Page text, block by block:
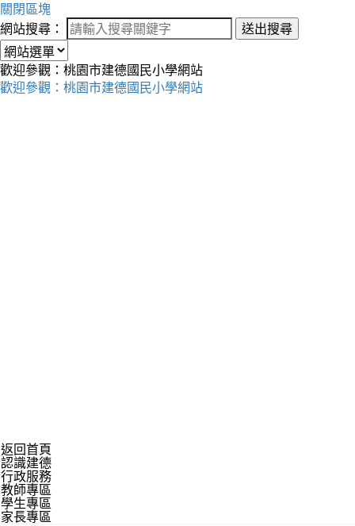
關閉區塊
網站搜尋：
送出搜尋
歡迎參觀：桃園市建德國民小學網站
歡迎參觀：桃園市建德國民小學網站
返回首頁
認識建德
行政服務
教師專區
學生專區
家長專區